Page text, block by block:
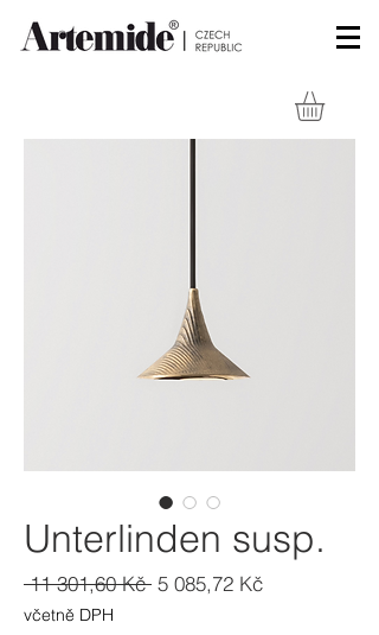
Unterlinden susp.
11 301,60 Kč Běžná
5 085,72 KčZvýhodněná
včetně DPH